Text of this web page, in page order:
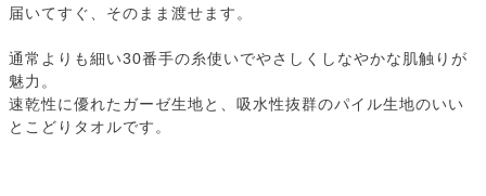
届いてすぐ、そのまま渡せます。
通常よりも細い30番手の糸使いでやさしくしなやかな肌触りが
魅力。
速乾性に優れたガーゼ生地と、吸水性抜群のパイル生地のいい
とこどりタオルです。